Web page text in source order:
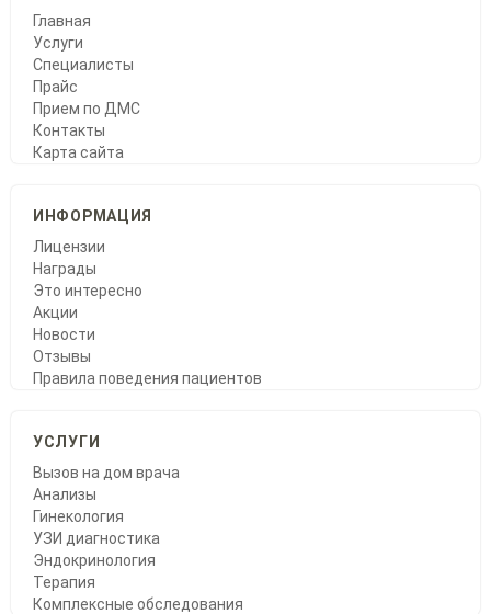
Главная
Услуги
Специалисты
Прайс
Прием по ДМС
Контакты
Карта сайта
ИНФОРМАЦИЯ
Лицензии
Награды
Это интересно
Акции
Новости
Отзывы
Правила поведения пациентов
УСЛУГИ
Вызов на дом врача
Анализы
Гинекология
УЗИ диагностика
Эндокринология
Терапия
Комплексные обследования